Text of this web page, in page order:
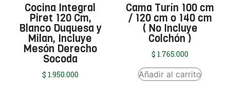
Cocina Integral
Piret 120 Cm,
Blanco Duquesa y
Milan, Incluye
Mesón Derecho
Socoda
$ 1.950.000
Cama Turín 100 cm
/ 120 cm o 140 cm
( No Incluye
Colchón )
$ 1.765.000
Añadir al carrito